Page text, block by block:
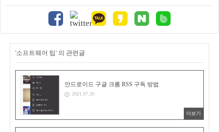
'소프트웨어 팁' 의 관련글
안드로이드 구글 크롬 RSS 구독 방법
2021.07.26
더보기